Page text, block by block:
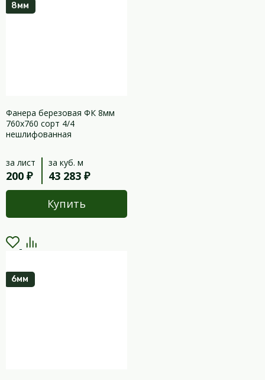
8мм
Фанера березовая ФК 8мм
760х760 сорт 4/4
нешлифованная
за лист
200 ₽
за куб. м
43 283 ₽
Купить
6мм